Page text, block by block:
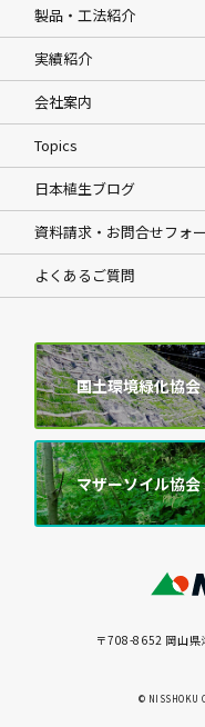
製品・工法紹介
実績紹介
会社案内
Topics
日本植生ブログ
資料請求・お問合せフォ
よくあるご質問
国土環境緑化協会
マザーソイル協会
〒708-8652 岡山
©